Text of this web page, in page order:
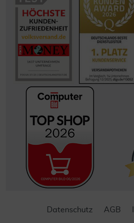
Datenschutz AGB